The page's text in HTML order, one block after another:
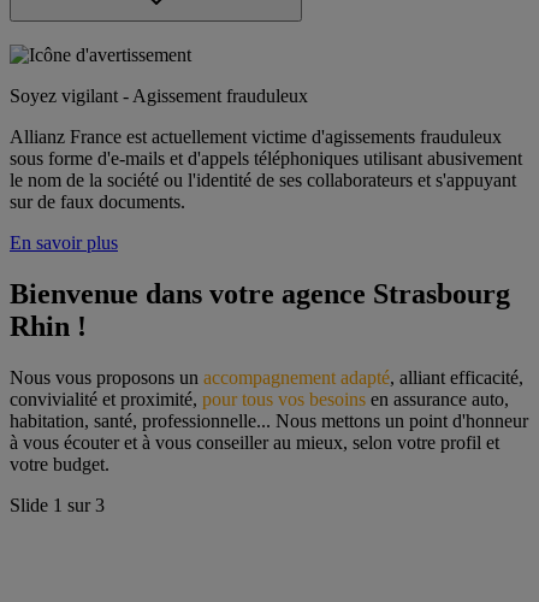
Soyez vigilant - Agissement frauduleux
Allianz France est actuellement victime d'agissements frauduleux
sous forme d'e-mails et d'appels téléphoniques utilisant abusivement
le nom de la société ou l'identité de ses collaborateurs et s'appuyant
sur de faux documents.
En savoir plus
Bienvenue dans votre agence Strasbourg
Rhin !
Nous vous proposons un accompagnement adapté, alliant efficacité,
convivialité et proximité, pour tous vos besoins en assurance auto,
habitation, santé, professionnelle... Nous mettons un point d'honneur
à vous écouter et à vous conseiller au mieux, selon votre profil et
votre budget.
Slide 1 sur3